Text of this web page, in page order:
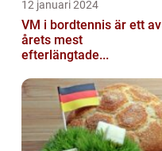
12 januari 2024
VM i bordtennis är ett av
årets mest
efterlängtade...